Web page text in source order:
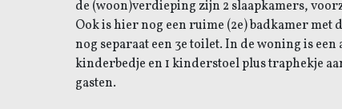
de (woon)verdieping zijn 2 slaapkamers,
Ook is hier nog een ruime (2e) badkamer met
nog separaat een 3e toilet. In de woning is
kinderbedje en 1 kinderstoel plus traphekje
gasten.